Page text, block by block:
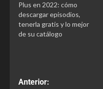
Plus en 2022: cómo
descargar episodios,
tenerla gratis y lo mejor
de su catálogo
Anterior: